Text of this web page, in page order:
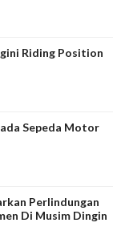
Riding Position
Sepeda Motor
Perlindungan
Di Musim Dingin